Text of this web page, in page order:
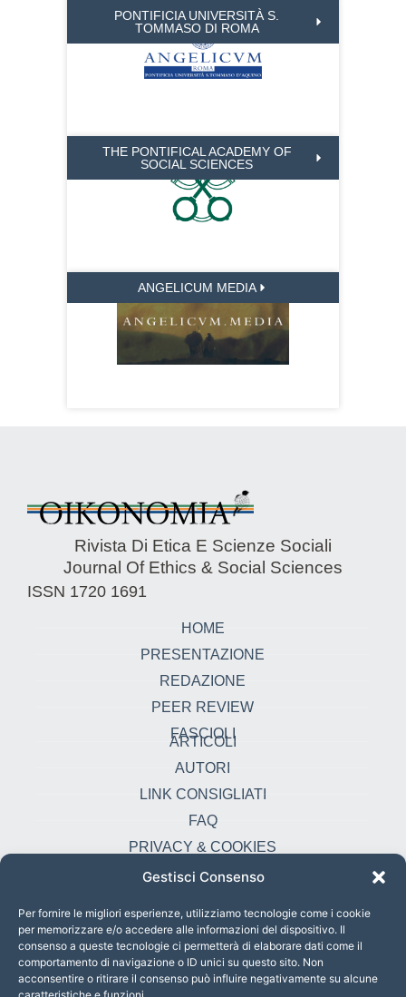
Gestisci Consenso
Per fornire le migliori esperienze, utilizziamo tecnologie come i cookie
per memorizzare e/o accedere alle informazioni del dispositivo. Il
consenso a queste tecnologie ci permetterà di elaborare dati come il
comportamento di navigazione o ID unici su questo sito. Non
acconsentire o ritirare il consenso può influire negativamente su alcune
PONTIFICIA UNIVERSITÀ S.
TOMMASO DI ROMA
THE PONTIFICAL ACADEMY OF
SOCIAL SCIENCES
ANGELICUM MEDIA
Rivista Di Etica E Scienze Sociali
Journal Of Ethics & Social Sciences
ISSN 1720 1691
HOME
PRESENTAZIONE
REDAZIONE
PEER REVIEW
FASCIOLI
ARTICOLI
AUTORI
LINK CONSIGLIATI
FAQ
PRIVACY & COOKIES
oikonomia@pust.it
+39 06 67 02 338
Largo Angelicum 1, 00184 Roma, Italia